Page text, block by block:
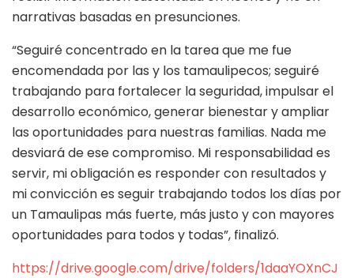
narrativas basadas en presunciones.
“Seguiré concentrado en la tarea que me fue
encomendada por las y los tamaulipecos; seguiré
trabajando para fortalecer la seguridad, impulsar el
desarrollo económico, generar bienestar y ampliar
las oportunidades para nuestras familias. Nada me
desviará de ese compromiso. Mi responsabilidad es
servir, mi obligación es responder con resultados y
mi convicción es seguir trabajando todos los días por
un Tamaulipas más fuerte, más justo y con mayores
oportunidades para todos y todas”, finalizó.
https://drive.google.com/drive/folders/1daaYOXnCJ